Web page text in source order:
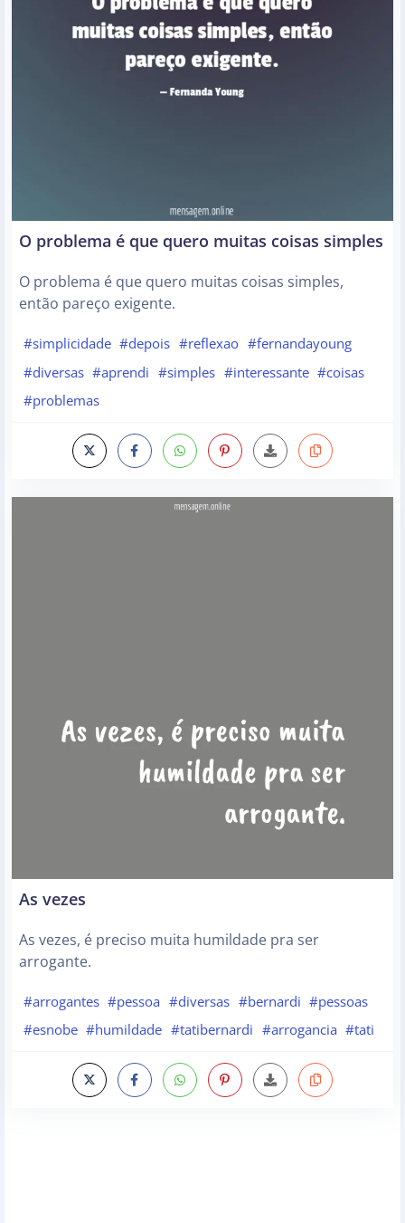
O problema é que quero muitas coisas simples
O problema é que quero muitas coisas simples,
então pareço exigente.
#simplicidade #depois #reflexao #fernandayoung
#diversas #aprendi #simples #interessante #coisas
#problemas
As vezes
As vezes, é preciso muita humildade pra ser
arrogante.
#arrogantes #pessoa #diversas #bernardi #pessoas
#esnobe #humildade #tatibernardi #arrogancia #tati